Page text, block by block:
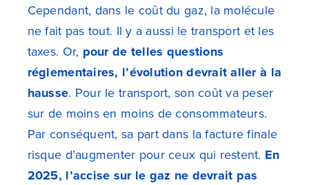
Cependant, dans le coût du gaz, la molécule
ne fait pas tout. Il y a aussi le transport et les
taxes. Or, pour de telles questions
réglementaires, l’évolution devrait aller à la
hausse. Pour le transport, son coût va peser
sur de moins en moins de consommateurs.
Par conséquent, sa part dans la facture finale
risque d’augmenter pour ceux qui restent. En
2025, l’accise sur le gaz ne devrait pas